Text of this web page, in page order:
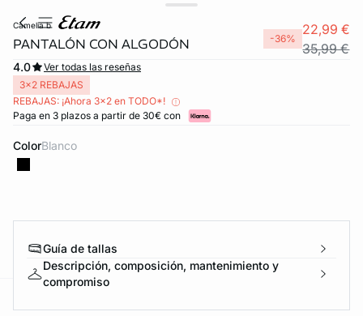
camelia b
PANTALÓN CON ALGODÓN -36%
22,99 €
35,99 €
4.0
Ver todas las reseñas
3x2 REBAJAS
REBAJAS: ¡Ahora 3x2 en TODO*!
Paga en 3 plazos a partir de 30€ con
Color blanco
Guía de tallas
Descripción, composición, mantenimiento y
compromiso